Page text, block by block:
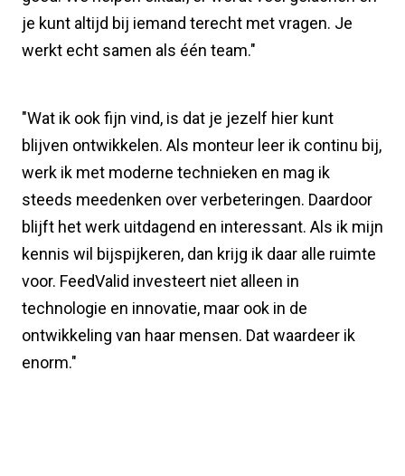
je kunt altijd bij iemand terecht met vragen. Je
werkt echt samen als één team."
"Wat ik ook fijn vind, is dat je jezelf hier kunt
blijven ontwikkelen. Als monteur leer ik continu bij,
werk ik met moderne technieken en mag ik
steeds meedenken over verbeteringen. Daardoor
blijft het werk uitdagend en interessant. Als ik mijn
kennis wil bijspijkeren, dan krijg ik daar alle ruimte
voor. FeedValid investeert niet alleen in
technologie en innovatie, maar ook in de
ontwikkeling van haar mensen. Dat waardeer ik
enorm."